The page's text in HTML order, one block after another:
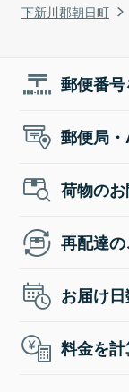
下新川郡朝日町
郵便番
郵便局
荷物の
再配達
お届け
料金を